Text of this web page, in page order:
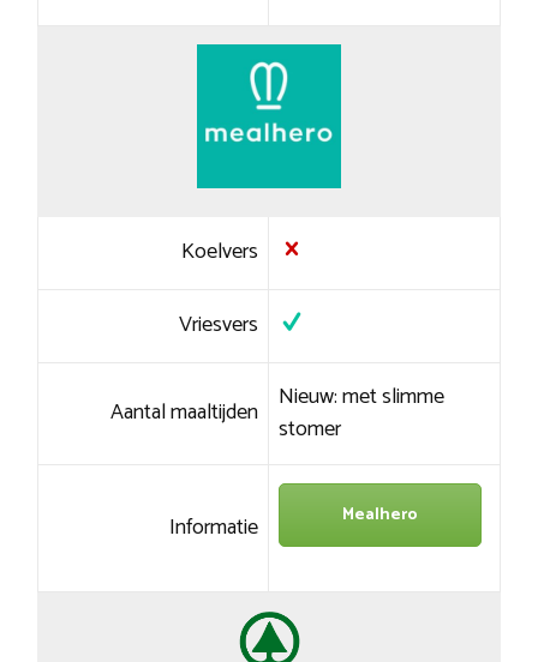
Koelvers
Vriesvers
Aantal maaltijden Nieuw: met slimme
stomer
Informatie Mealhero